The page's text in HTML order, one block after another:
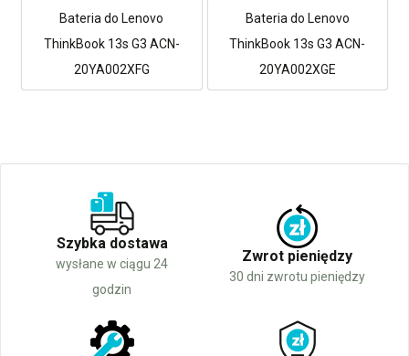
Bateria do Lenovo
ThinkBook 13s G3 ACN-
20YA002XFG
Bateria do Lenovo
ThinkBook 13s G3 ACN-
20YA002XGE
Szybka dostawa
wysłane w ciągu 24
godzin
Zwrot pieniędzy
30 dni zwrotu pieniędzy